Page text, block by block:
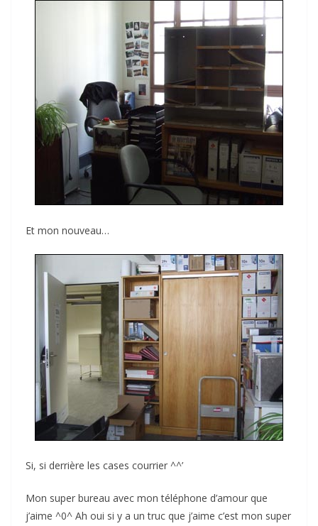
Et mon nouveau…
Si, si derrière les cases courrier ^^’
Mon super bureau avec mon téléphone d’amour que
j’aime ^0^ Ah oui si y a un truc que j’aime c’est mon super